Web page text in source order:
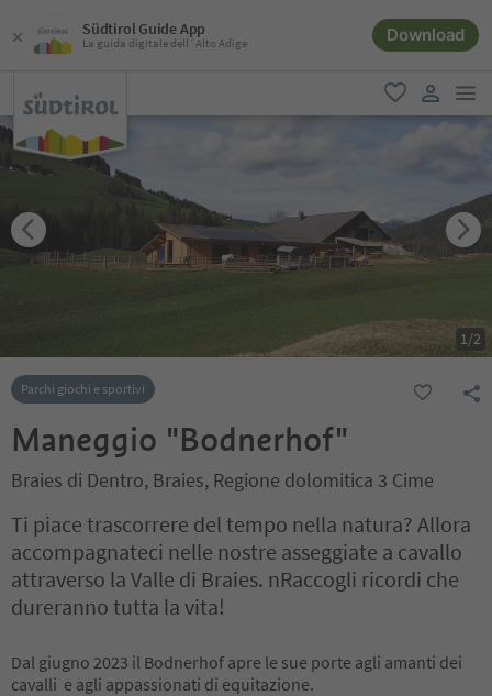
Südtirol Guide App
La guida digitale dell´Alto Adige Download
favoriti
user link
1/2
Parchi giochi e sportivi
Maneggio "Bodnerhof"
Braies di Dentro, Braies, Regione dolomitica 3 Cime
Ti piace trascorrere del tempo nella natura? Allora
accompagnateci nelle nostre asseggiate a cavallo
attraverso la Valle di Braies. nRaccogli ricordi che
dureranno tutta la vita!
Dal giugno 2023 il Bodnerhof apre le sue porte agli amanti dei
cavalli e agli appassionati di equitazione.